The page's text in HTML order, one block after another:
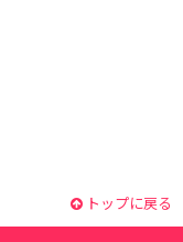
トップに戻る